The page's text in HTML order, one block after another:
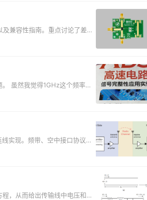
兼容性指南。重点讨论了差分
虽然我觉得1GHz这个频率，
，我来仿真一下吧，看看PCB
些信息导出到dxf，然后稍微手
实现。频带、空中接口协议和
过软件或可重定义逻辑改变自
传统的商用基站体积较大，需
，从而给出传输线中电压和电